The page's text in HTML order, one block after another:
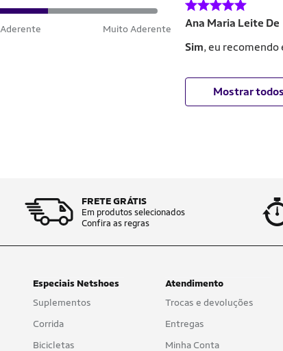
Aderente Muito Aderente Ana Maria Leite De
Sim, eu
Mostrar
FRETE GRÁTIS
Em produtos selecionados
Confira as regras
Especiais Netshoes
Suplementos
Corrida
Bicicletas
Atendimento
Trocas e devoluções
Entregas
Minha Conta